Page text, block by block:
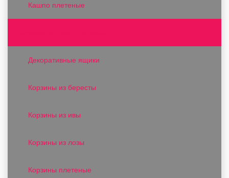
Кашпо плетеные
Декоративные ящики
Корзины из бересты
Корзины из ивы
Корзины из лозы
Корзины плетеные